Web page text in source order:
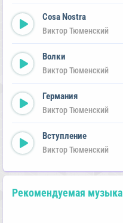
Cosa Nostra
Виктор Тюменский
Волки
Виктор Тюменский
Германия
Виктор Тюменский
Вступление
Виктор Тюменский
Рекомендуемая музыка